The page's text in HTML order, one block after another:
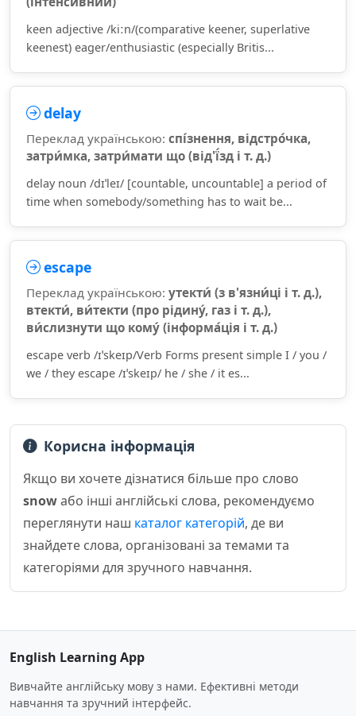
keen adjective /kiːn/(comparative keener, superlative
keenest) eager/enthusiastic (especially Britis...
delay
Переклад українською: спі́знення, відстро́чка,
затри́мка, затри́мати що (від'ї́зд і т. д.)
delay noun /dɪˈleɪ/ [countable, uncountable] a period of
time when somebody/something has to wait be...
escape
Переклад українською: утекти́ (з в'язни́ці і т. д.),
втекти́, ви́текти (про рідину́, газ і т. д.),
ви́слизнути що кому́ (інформа́ція і т. д.)
escape verb /ɪˈskeɪp/Verb Forms present simple I / you /
we / they escape /ɪˈskeɪp/ he / she / it es...
Корисна інформація
Якщо ви хочете дізнатися більше про слово
snowабо інші англійські слова, рекомендуємо
переглянути наш каталог категорій, де ви
знайдете слова, організовані за темами та
категоріями для зручного навчання.
English Learning App
Вивчайте англійську мову з нами. Ефективні методи
навчання та зручний інтерфейс.